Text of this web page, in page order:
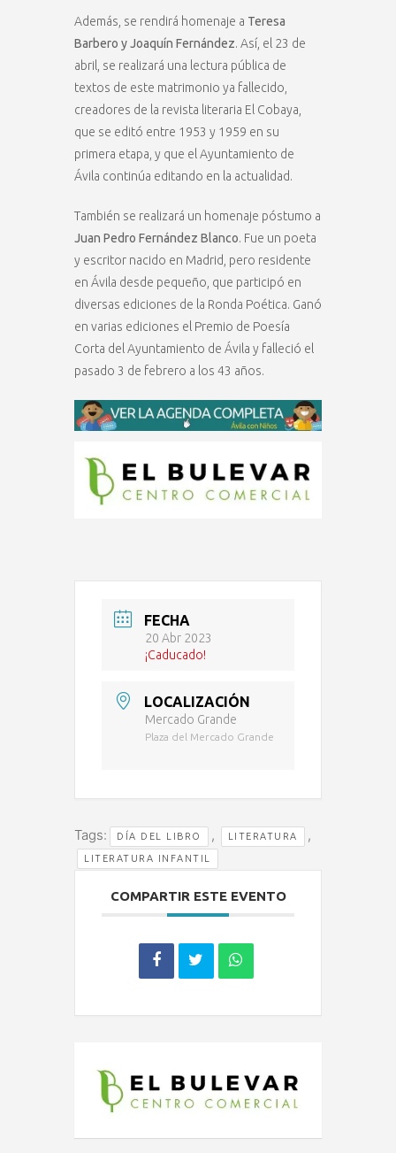
Además, se rendirá homenaje a Teresa
Barbero y Joaquín Fernández. Así, el 23 de
abril, se realizará una lectura pública de
textos de este matrimonio ya fallecido,
creadores de la revista literaria El Cobaya,
que se editó entre 1953 y 1959 en su
primera etapa, y que el Ayuntamiento de
Ávila continúa editando en la actualidad.
También se realizará un homenaje póstumo a
Juan Pedro Fernández Blanco. Fue un poeta
y escritor nacido en Madrid, pero residente
en Ávila desde pequeño, que participó en
diversas ediciones de la Ronda Poética. Ganó
en varias ediciones el Premio de Poesía
Corta del Ayuntamiento de Ávila y falleció el
pasado 3 de febrero a los 43 años.
FECHA
20 Abr 2023
¡Caducado!
LOCALIZACIÓN
Mercado Grande
Plaza del Mercado Grande
Tags: DÍA DEL LIBRO , LITERATURA ,
LITERATURA INFANTIL
COMPARTIR ESTE EVENTO